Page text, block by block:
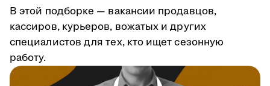
В этой подборке — вакансии продавцов,
кассиров, курьеров, вожатых и других
специалистов для тех, кто ищет сезонную
работу.